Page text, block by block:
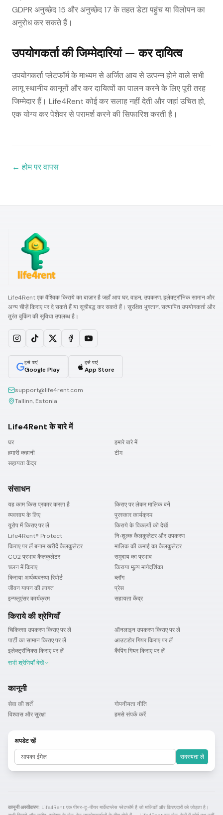
GDPR अनुच्छेद 15 और अनुच्छेद 17 के तहत डेटा पहुंच या विलोपन का
अनुरोध कर सकते हैं।
उपयोगकर्ता की जिम्मेदारियां — कर दायित्व
उपयोगकर्ता प्लेटफॉर्म के माध्यम से अर्जित आय से उत्पन्न होने वाले सभी
लागू स्थानीय कानूनों और कर दायित्वों का पालन करने के लिए पूरी तरह
जिम्मेदार हैं। Life4Rent कोई कर सलाह नहीं देती और जहां उचित हो,
एक योग्य कर पेशेवर से परामर्श करने की सिफारिश करती है।
←होम पर वापस
Life4Rent एक वैश्विक किराये का बाज़ार है जहाँ आप घर, वाहन, उपकरण, इलेक्ट्रॉनिक सामान और
अन्य चीज़ें किराए पर दे सकते हैं या सूचीबद्ध कर सकते हैं। सुरक्षित भुगतान, सत्यापित उपयोगकर्ता और
तुरंत बुकिंग की सुविधा उपलब्ध है।
इसे पाएं
Google Play
इसे पाएं
App Store
support@life4rent.com
Tallinn, Estonia
Life4Rent के बारे में
घर
हमारे बारे में
हमारी कहानी
टीम
सहायता केंद्र
संसाधन
यह काम किस प्रकार करता है
किराए पर लेकर मालिक बनें
व्यवसाय के लिए
पुरस्कार कार्यक्रम
यूरोप में किराए पर लें
किराये के विकल्पों को देखें
Life4Rent® Protect
निःशुल्क कैलकुलेटर और उपकरण
किराए पर लें बनाम खरीदें कैलकुलेटर
मालिक की कमाई का कैलकुलेटर
CO2 प्रभाव कैलकुलेटर
समुदाय का प्रभाव
चलन में किराए
किराया मूल्य मार्गदर्शिका
किराया अर्थव्यवस्था रिपोर्ट
ब्लॉग
जीवन यापन की लागत
प्रेस
इन्फ्लुएंसर कार्यक्रम
सहायता केंद्र
किराये की श्रेणियाँ
चिकित्सा उपकरण किराए पर लें
ऑनलाइन उपकरण किराए पर लें
पार्टी का सामान किराए पर लें
आउटडोर गियर किराए पर लें
इलेक्ट्रॉनिक्स किराए पर लें
कैंपिंग गियर किराए पर लें
सभी श्रेणियाँ देखें
कानूनी
सेवा की शर्तें
गोपनीयता नीति
विश्वास और सुरक्षा
हमसे संपर्क करें
अपडेट रहें
सदस्यता लें
कानूनी अस्वीकरण: Life4Rent एक पीयर-टू-पीयर मार्केटप्लेस प्लेटफॉर्म है जो मालिकों और किराएदारों को जोड़ता है।